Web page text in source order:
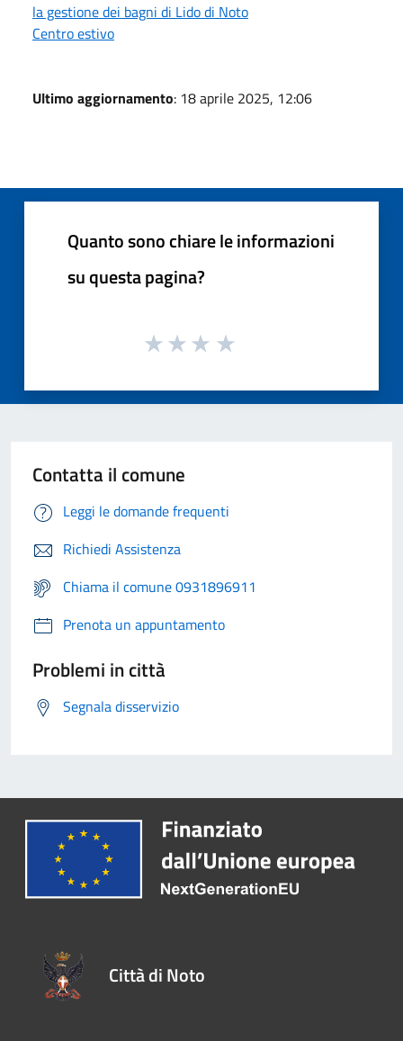
la gestione dei bagni di Lido di Noto
Centro estivo
Ultimo aggiornamento: 18 aprile 2025, 12:06
Quanto sono chiare le informazioni
su questa pagina?
Contatta il comune
Leggi le domande frequenti
Richiedi Assistenza
Chiama il comune 0931896911
Prenota un appuntamento
Problemi in città
Segnala disservizio
Città di Noto